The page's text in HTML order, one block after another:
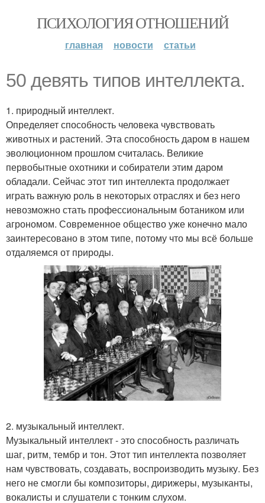
ПСИХОЛОГИЯ ОТНОШЕНИЙ
главная новости статьи
50 девять типов интеллекта.
1. природный интеллект.
Определяет способность человека чувствовать
животных и растений. Эта способность даром в нашем
эволюционном прошлом считалась. Великие
первобытные охотники и собиратели этим даром
обладали. Сейчас этот тип интеллекта продолжает
играть важную роль в некоторых отраслях и без него
невозможно стать профессиональным ботаником или
агрономом. Современное общество уже конечно мало
заинтересовано в этом типе, потому что мы всё больше
отдаляемся от природы.
2. музыкальный интеллект.
Музыкальный интеллект - это способность различать
шаг, ритм, тембр и тон. Этот тип интеллекта позволяет
нам чувствовать, создавать, воспроизводить музыку. Без
него не смогли бы композиторы, дирижеры, музыканты,
вокалисты и слушатели с тонким слухом.